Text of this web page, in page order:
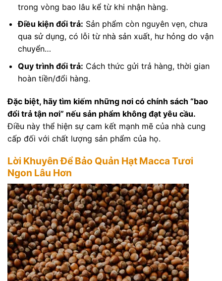
trong vòng bao lâu kể từ khi nhận hàng.
Điều kiện đổi trả: Sản phẩm còn nguyên vẹn, chưa
qua sử dụng, có lỗi từ nhà sản xuất, hư hỏng do vận
chuyển…
Quy trình đổi trả: Cách thức gửi trả hàng, thời gian
hoàn tiền/đổi hàng.
Đặc biệt, hãy tìm kiếm những nơi có chính sách “bao
đổi trả tận nơi” nếu sản phẩm không đạt yêu cầu.
Điều này thể hiện sự cam kết mạnh mẽ của nhà cung
cấp đối với chất lượng sản phẩm của họ.
Lời Khuyên Để Bảo Quản Hạt Macca Tươi
Ngon Lâu Hơn